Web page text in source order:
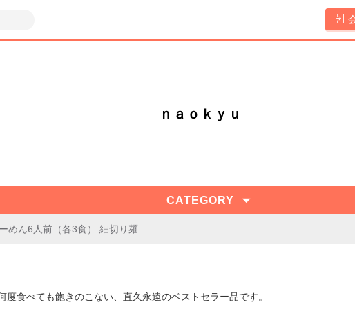
ｎａｏｋｙｕ
CATEGORY
めん6人前（各3食） 細切り麺
度食べても飽きのこない、直久永遠のベストセラー品です。